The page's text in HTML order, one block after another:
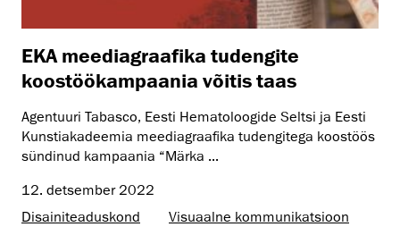
EKA meediagraafika tudengite
koostöökampaania võitis taas
Agentuuri Tabasco, Eesti Hematoloogide Seltsi ja Eesti
Kunstiakadeemia meediagraafika tudengitega koostöös
sündinud kampaania “Märka ...
12. detsember 2022
Disaini­­teaduskond
Visuaalne kommunikatsioon